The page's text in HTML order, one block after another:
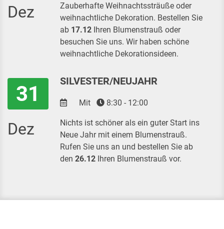
Dez
Zauberhafte Weihnachtssträuße oder
weihnachtliche Dekoration. Bestellen Sie
ab 17.12 Ihren Blumenstrauß oder
besuchen Sie uns. Wir haben schöne
weihnachtliche Dekorationsideen.
31
Dez
SILVESTER/NEUJAHR
Mit 8:30 - 12:00
Nichts ist schöner als ein guter Start ins
Neue Jahr mit einem Blumenstrauß.
Rufen Sie uns an und bestellen Sie ab
den 26.12 Ihren Blumenstrauß vor.